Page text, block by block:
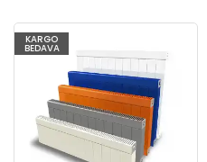
KARGO
BEDAVA